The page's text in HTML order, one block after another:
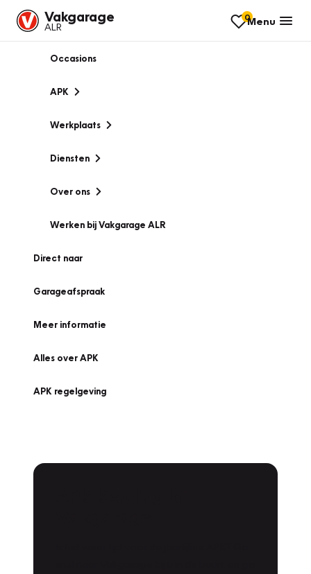
Vakgarage
ALR
0Menu
Occasions
APK
Werkplaats
Diensten
Over ons
Werken bij Vakgarage ALR
Direct naar
Garageafspraak
Meer informatie
Alles over APK
APK regelgeving